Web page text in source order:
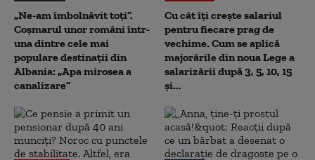
„Ne-am îmbolnăvit toți”.
Coșmarul unor români într-
una dintre cele mai
populare destinații din
Albania: „Apa mirosea a
canalizare”
Cu cât îți crește salariul
pentru fiecare prag de
vechime. Cum se aplică
majorările din noua Lege a
salarizării după 3, 5, 10, 15
și...